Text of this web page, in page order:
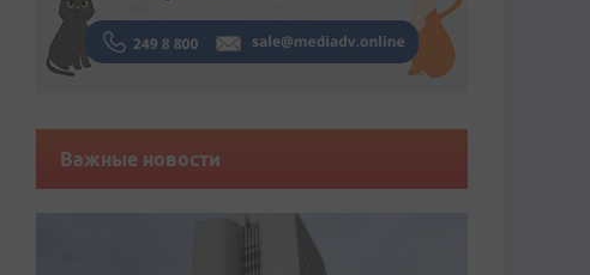
Важные новости